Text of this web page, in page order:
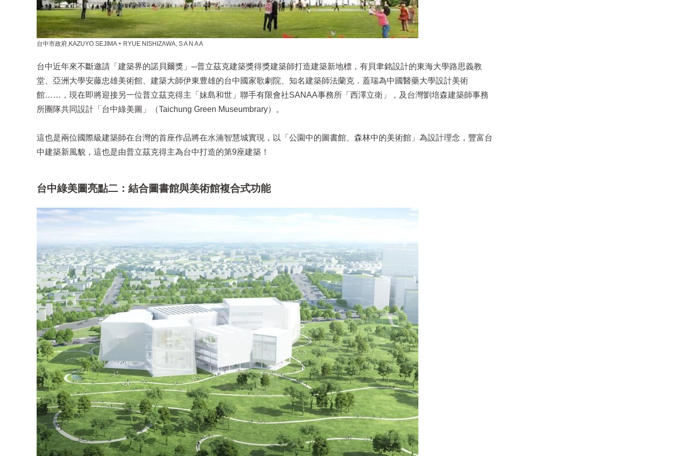
台中市政府,KAZUYO SEJIMA + RYUE NISHIZAWA, S A N A A​
台中近年來不斷邀請「建築界的諾貝爾獎」─普立茲克建築獎得獎建築師打造建築新地標，有貝聿銘設計的東海大學路思義教
堂、亞洲大學安藤忠雄美術館、建築大師伊東豊雄的台中國家歌劇院、知名建築師法蘭克．蓋瑞為中國醫藥大學設計美術
館……，現在即將迎接另一位普立茲克得主「妹島和世」聯手有限會社SANAA事務所「西澤立衛」，及台灣劉培森建築師事務
所團隊共同設計「台中綠美圖」（Taichung Green Museumbrary）。
這也是兩位國際級建築師在台灣的首座作品將在水湳智慧城實現，以「公園中的圖書館、森林中的美術館」為設計理念，豐富台
中建築新風貌，這也是由普立茲克得主為台中打造的第9座建築！
台中綠美圖亮點二：結合圖書館與美術館複合式功能